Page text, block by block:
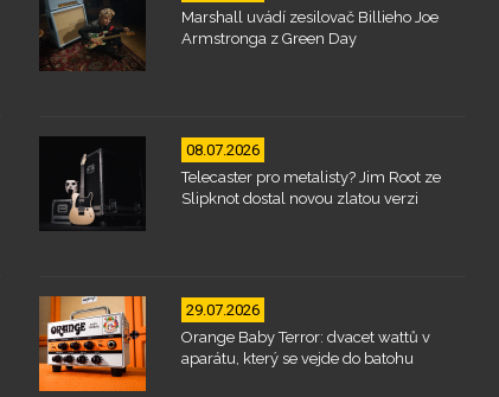
Marshall uvádí zesilovač Billieho Joe
Armstronga z Green Day
08.07.2026
Telecaster pro metalisty? Jim Root ze
Slipknot dostal novou zlatou verzi
29.07.2026
Orange Baby Terror: dvacet wattů v
aparátu, který se vejde do batohu